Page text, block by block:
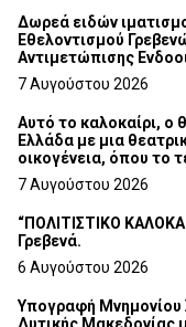
Δωρεά ειδών
Εθελοντισμού
Αντιμετώπισης
Τμήματος Γρεβενών
7 Αυγούστου 2026
Αυτό το καλοκαίρι, ο
Ελλάδα με μια
οικογένεια,
7 Αυγούστου 2026
“ΠΟΛΙΤΙΣΤΙΚΟ
Γρεβενά.
6 Αυγούστου 2026
Υπογραφή Μνημονίου
Δυτικής Μακεδονίας